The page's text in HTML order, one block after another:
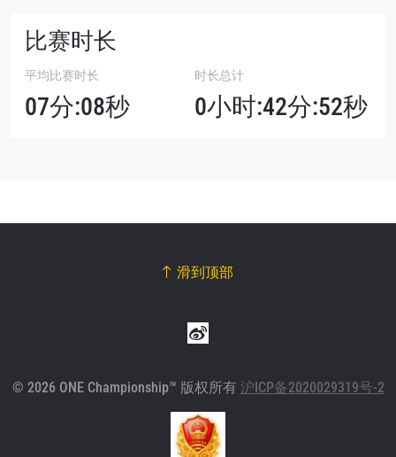
比赛时长
平均比赛时长
07分:08秒
时长总计
0小时:42分:52秒
滑到顶部
© 2026 ONE Championship™ 版权所有 沪ICP备2020029319号-2